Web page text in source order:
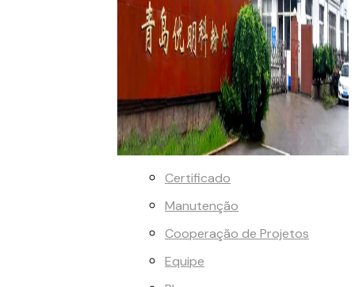
Certificado
Manutenção
Cooperação de Projetos
Equipe